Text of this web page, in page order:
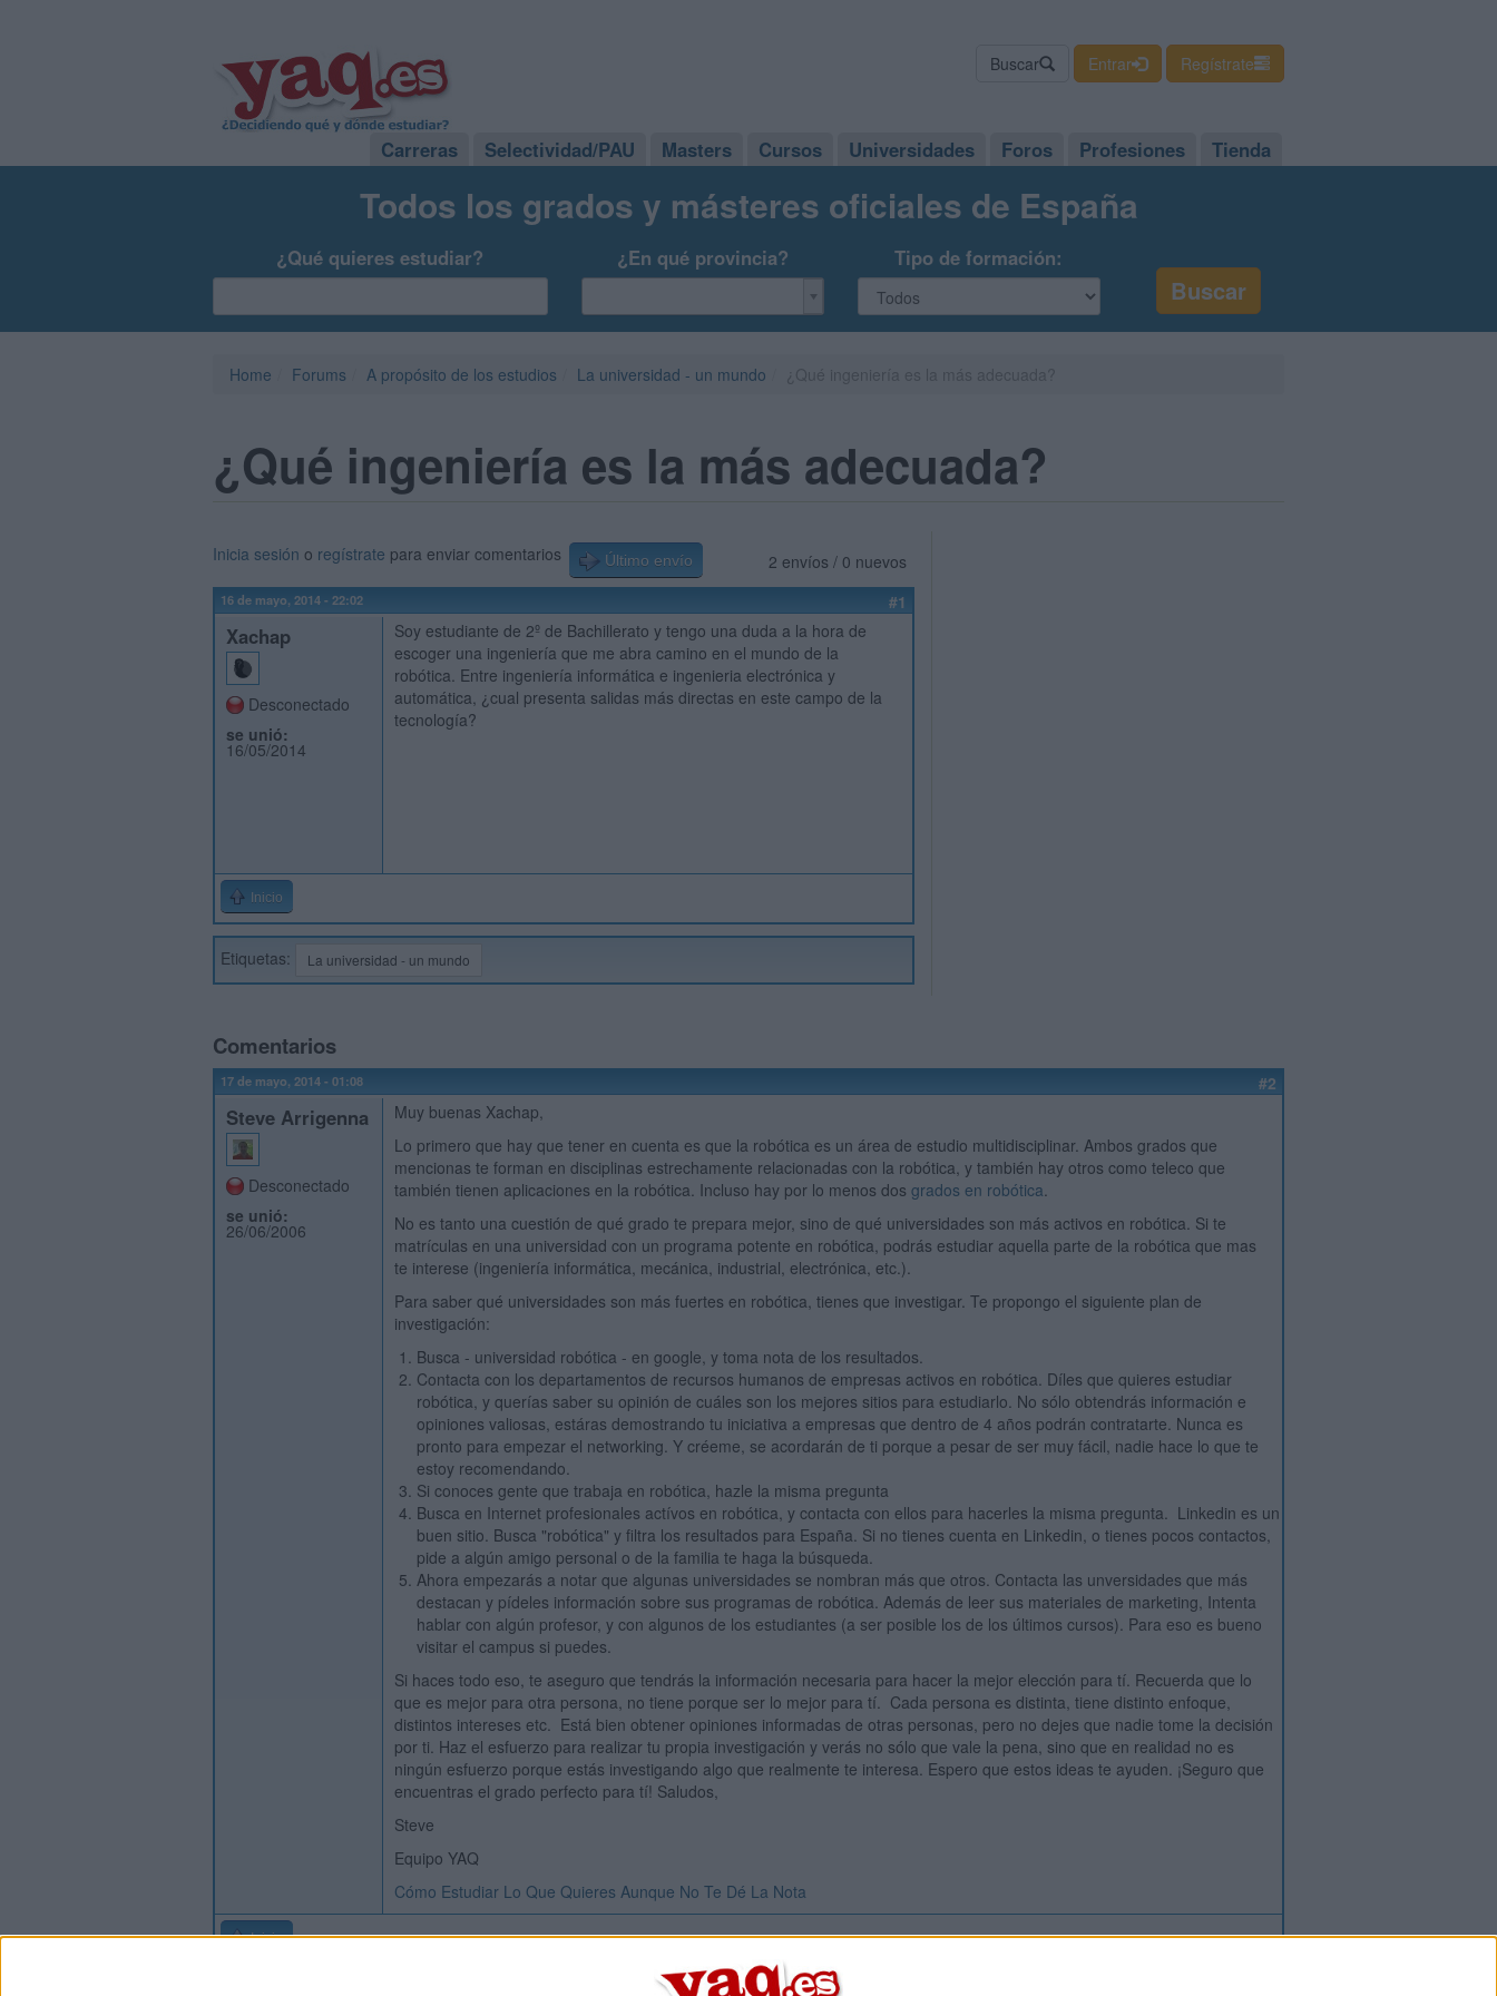
Buscar Entrar Regístrate
Carreras Selectividad/PAU Masters Cursos Universidades Foros Profesiones Tienda
Todos los grados y másteres oficiales de España
¿Qué quieres estudiar? ¿En qué provincia? Tipo de formación:
Home Forums A propósito de los estudios La universidad - un mundo
¿Qué ingeniería es la más adecuada?
2 envíos / 0 nuevos
Inicia sesión o regístrate para enviar comentarios Último envío
16 de mayo, 2014 - 22:02 #1
Xachap
Desconectado
se unió:
16/05/2014
Soy estudiante de 2º de Bachillerato y tengo una duda a la hora de
escoger una ingeniería que me abra camino en el mundo de la
robótica. Entre ingeniería informática e ingenieria electrónica y
automática, ¿cual presenta salidas más directas en este campo de la
tecnología?
Inicio
Etiquetas: La universidad - un mundo
Comentarios
17 de mayo, 2014 - 01:08 #2
Steve Arrigenna
Desconectado
se unió:
26/06/2006
Muy buenas Xachap,
Lo primero que hay que tener en cuenta es que la robótica es un área de estudio multidisciplinar. Ambos grados que
mencionas te forman en disciplinas estrechamente relacionadas con la robótica, y también hay otros como teleco que
también tienen aplicaciones en la robótica. Incluso hay por lo menos dos grados en robótica.
No es tanto una cuestión de qué grado te prepara mejor, sino de qué universidades son más activos en robótica. Si te
matrículas en una universidad con un programa potente en robótica, podrás estudiar aquella parte de la robótica que mas
te interese (ingeniería informática, mecánica, industrial, electrónica, etc.).
Para saber qué universidades son más fuertes en robótica, tienes que investigar. Te propongo el siguiente plan de
investigación:
Busca - universidad robótica - en google, y toma nota de los resultados.
Contacta con los departamentos de recursos humanos de empresas activos en robótica. Díles que quieres estudiar
robótica, y querías saber su opinión de cuáles son los mejores sitios para estudiarlo. No sólo obtendrás información e
opiniones valiosas, estáras demostrando tu iniciativa a empresas que dentro de 4 años podrán contratarte. Nunca es
pronto para empezar el networking. Y créeme, se acordarán de ti porque a pesar de ser muy fácil, nadie hace lo que te
estoy recomendando.
Si conoces gente que trabaja en robótica, hazle la misma pregunta
Busca en Internet profesionales actívos en robótica, y contacta con ellos para hacerles la misma pregunta. Linkedin es un
buen sitio. Busca "robótica" y filtra los resultados para España. Si no tienes cuenta en Linkedin, o tienes pocos contactos,
pide a algún amigo personal o de la familia te haga la búsqueda.
Ahora empezarás a notar que algunas universidades se nombran más que otros. Contacta las unversidades que más
destacan y pídeles información sobre sus programas de robótica. Además de leer sus materiales de marketing, Intenta
hablar con algún profesor, y con algunos de los estudiantes (a ser posible los de los últimos cursos). Para eso es bueno
visitar el campus si puedes.
Si haces todo eso, te aseguro que tendrás la información necesaria para hacer la mejor elección para tí. Recuerda que lo
que es mejor para otra persona, no tiene porque ser lo mejor para tí. Cada persona es distinta, tiene distinto enfoque,
distintos intereses etc. Está bien obtener opiniones informadas de otras personas, pero no dejes que nadie tome la decisión
por ti. Haz el esfuerzo para realizar tu propia investigación y verás no sólo que vale la pena, sino que en realidad no es
ningún esfuerzo porque estás investigando algo que realmente te interesa. Espero que estos ideas te ayuden. ¡Seguro que
encuentras el grado perfecto para tí! Saludos,
Steve
Equipo YAQ
Cómo Estudiar Lo Que Quieres Aunque No Te Dé La Nota
Inicio Inicia sesiónoregístratepara enviar comentarios